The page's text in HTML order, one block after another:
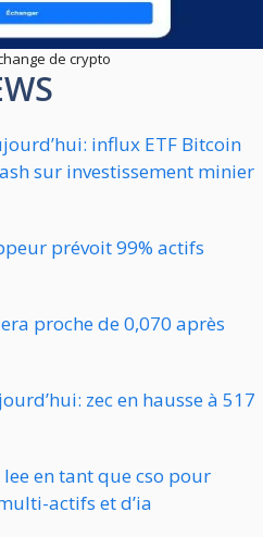
de crypto
influx ETF Bitcoin
sur investissement minier
prévoit 99% actifs
proche de 0,070 après
zec en hausse à 517
en tant que cso pour
actifs et d’ia